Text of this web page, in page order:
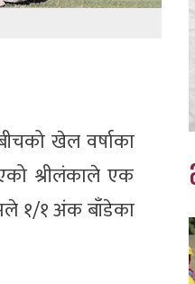
खेल वर्षाका
श्रीलंकाले एक
१/१ अंक बाँडेका